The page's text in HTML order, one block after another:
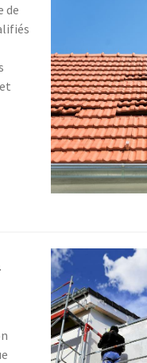
de